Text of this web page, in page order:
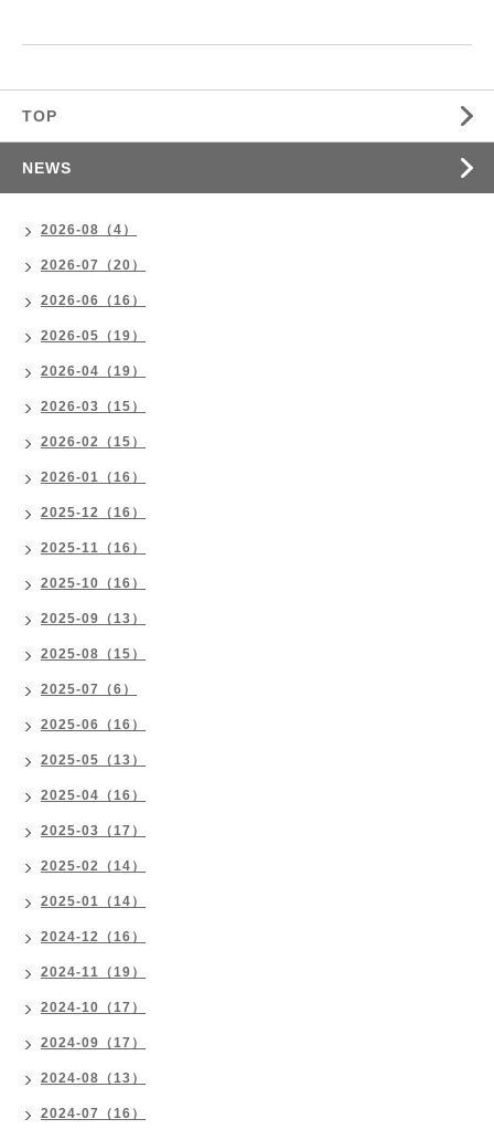
TOP
NEWS
2026-08（4）
2026-07（20）
2026-06（16）
2026-05（19）
2026-04（19）
2026-03（15）
2026-02（15）
2026-01（16）
2025-12（16）
2025-11（16）
2025-10（16）
2025-09（13）
2025-08（15）
2025-07（6）
2025-06（16）
2025-05（13）
2025-04（16）
2025-03（17）
2025-02（14）
2025-01（14）
2024-12（16）
2024-11（19）
2024-10（17）
2024-09（17）
2024-08（13）
2024-07（16）